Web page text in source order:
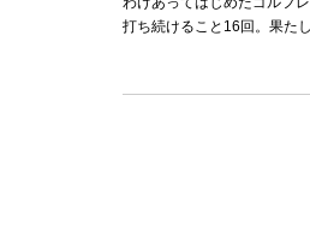
打ち続けること16回。果た